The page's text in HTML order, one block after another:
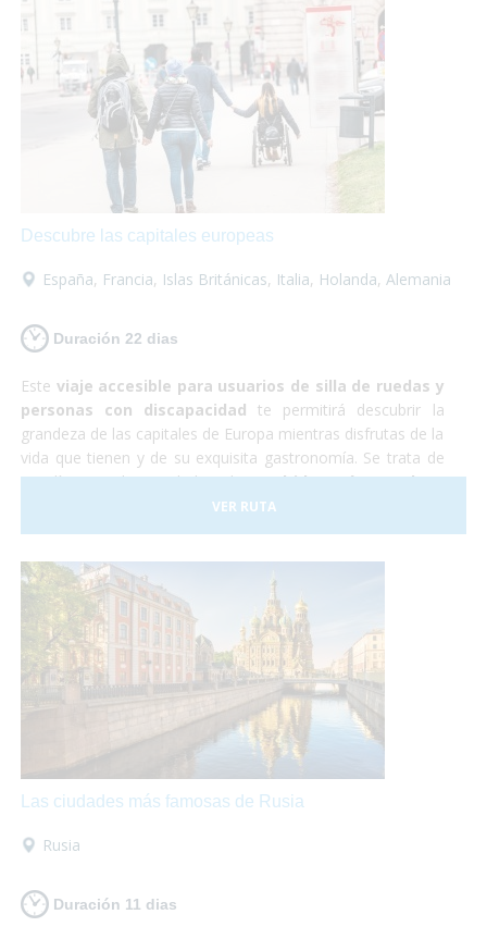
ciudad y sus lugares característicos como la Pequeña
Habana, el Downtown, Bahía Vizcaína y al mismo tiempo
conocer las reservas naturales con muchas especies en
peligro de extinción. La segunda parte del viaje se
desarrolla en la ciudad de Orlando. ¡No lo dudes más y vete
de vacaciones a Miami y Orlando! Será una experiencia
increíble en la que no tendrás que preocuparte por
nada... ¡Sólo en disfrutar!
Descubre las capitales europeas
España, Francia, Islas Británicas, Italia, Holanda, Alemania
Duración 22 dias
Este viaje accesible para usuarios de silla de ruedas y
personas con discapacidad te permitirá descubrir la
grandeza de las capitales de Europa mientras disfrutas de la
vida que tienen y de su exquisita gastronomía. Se trata de
22 días por las ciudades deMadrid, París, Londres,
Ámsterdam, Berlín, Praga, Budapest y Roma
todas muy diferentes entre sí y cada una es más hermosa
ensueño.Resulta que Europa es un
personas con movilidad reducida ya que contamos con
hoteles, transportes y todo tipo de
actividades accesibles.
¡No lo duden más y atrévanse a
descubrir el continente europeo! Unas vacaciones
que las disfrutarán al máximo mientras se
maravillan con la belleza de estos lugares y conocen
culturas totalmente diferentes aunque se encuentren a
pocos cientos de kilómetros entre ellas.
encantará!
VER RUTA
Las ciudades más famosas de Rusia
Rusia
Duración 11 dias